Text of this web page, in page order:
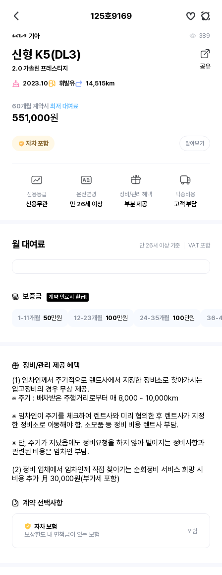
125호9169
기아 389
신형 K5(DL3)
2.0 가솔린 프레스티지 공유
2023.10 휘발유 14,515km
60개월 계약시최저 대여료
551,000원
자차 포함 알아보기
신용등급
신용무관
운전연령
만 26세 이상
정비/관리 혜택
부분 제공
탁송비용
고객 부담
월 대여료 만 26세 이상 기준 VAT 포함
보증금 계약 만료시 환급!
1-11개월 50만원 12-23개월 100만원 24-35개월 100만원 36-
정비/관리 제공 혜택
(1) 임차인께서 주기적으로 렌트사에서 지정한 정비소로 찾아가시는
입고정비의 경우 무상 제공.
※ 주기 : 배차받은 주행거리로부터 매 8,000 ~ 10,000km
※ 임차인이 주기를 체크하여 렌트사와 미리 협의한 후 렌트사가 지정
한 정비소로 이동해야 함. 소모품 등 정비 비용 렌트사 부담.
※ 단, 주기가 지났음에도 정비요청을 하지 않아 벌어지는 정비사항과
관련된 비용은 임차인 부담.
(2) 정비 업체에서 임차인께 직접 찾아가는 순회정비 서비스 희망 시
비용 추가 月 30,000원(부가세 포함)
계약 선택사항
자차 보험
보상한도 내 면책금이 있는 보험
포함